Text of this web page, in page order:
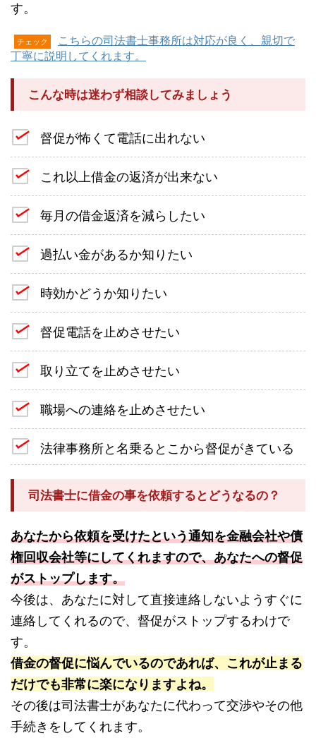
す。
チェック
こちらの司法書士事務所は対応が良く、親切で
丁寧に説明してくれます。
こんな時は迷わず相談してみましょう
督促が怖くて電話に出れない
これ以上借金の返済が出来ない
毎月の借金返済を減らしたい
過払い金があるか知りたい
時効かどうか知りたい
督促電話を止めさせたい
取り立てを止めさせたい
職場への連絡を止めさせたい
法律事務所と名乗るとこから督促がきている
司法書士に借金の事を依頼するとどうなるの？
あなたから依頼を受けたという通知を金融会社や債
権回収会社等にしてくれますので、あなたへの督促
がストップします。
今後は、あなたに対して直接連絡しないようすぐに
連絡してくれるので、督促がストップするわけで
す。
借金の督促に悩んでいるのであれば、これが止まる
だけでも非常に楽になりますよね。
その後は司法書士があなたに代わって交渉やその他
手続きをしてくれます。